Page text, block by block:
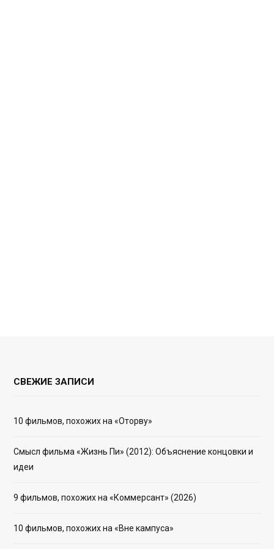
СВЕЖИЕ ЗАПИСИ
10 фильмов, похожих на «Оторву»
Смысл фильма «Жизнь Пи» (2012): Объяснение концовки и
идеи
9 фильмов, похожих на «Коммерсант» (2026)
10 фильмов, похожих на «Вне кампуса»